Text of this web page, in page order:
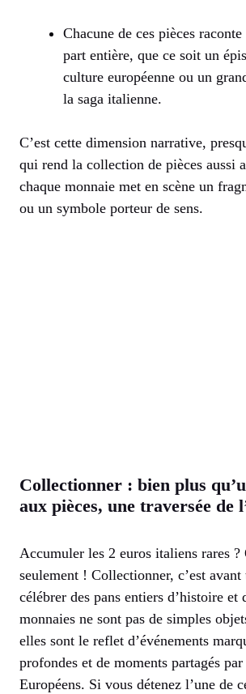
Chacune de ces pièces
part entière, que ce soit un
culture européenne ou un
la saga italienne.
C’est cette dimension narrative,
qui rend la collection de pièces aussi
chaque monnaie met en scène un
ou un symbole porteur de sens.
Collectionner : bien plus
aux pièces, une traversée de
Accumuler les 2 euros italiens rares ?
seulement ! Collectionner, c’est
célébrer des pans entiers d’histoire et
monnaies ne sont pas de simples
elles sont le reflet d’événements
profondes et de moments partagés
Européens. Si vous détenez l’une de